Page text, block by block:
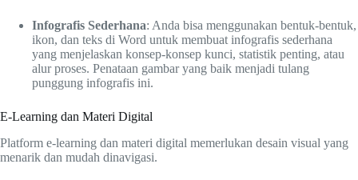
Infografis Sederhana: Anda bisa menggunakan bentuk-bentuk,
ikon, dan teks di Word untuk membuat infografis sederhana
yang menjelaskan konsep-konsep kunci, statistik penting, atau
alur proses. Penataan gambar yang baik menjadi tulang
punggung infografis ini.
E-Learning dan Materi Digital
Platform e-learning dan materi digital memerlukan desain visual yang
menarik dan mudah dinavigasi.